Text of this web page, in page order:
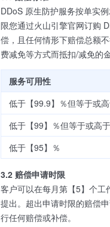
DDoS 原生防护服务按单实
限您通过火山引擎官网订购
偿，且任何情形下赔偿总额
费减免等方式而抵扣/减免的金
服务可用性
低于【99.9】％但等于或
低于【99】％但等于或高
低于【95】％
3.2 赔偿申请时限
客户可以在每月第【5】个
提出。超出申请时限的赔偿
行任何赔偿或补偿。